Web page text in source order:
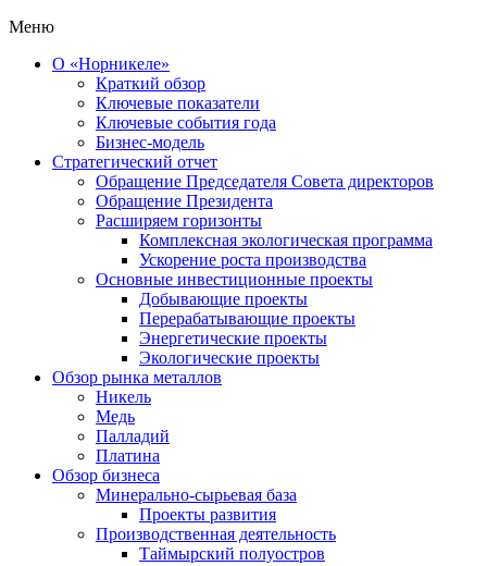
Меню
О «Норникеле»
Краткий обзор
Ключевые показатели
Ключевые события года
Бизнес-модель
Стратегический отчет
Обращение Председателя Совета директоров
Обращение Президента
Расширяем горизонты
Комплексная экологическая программа
Ускорение роста производства
Основные инвестиционные проекты
Добывающие проекты
Перерабатывающие проекты
Энергетические проекты
Экологические проекты
Обзор рынка металлов
Никель
Медь
Палладий
Платина
Обзор бизнеса
Минерально-сырьевая база
Проекты развития
Производственная деятельность
Таймырский полуостров